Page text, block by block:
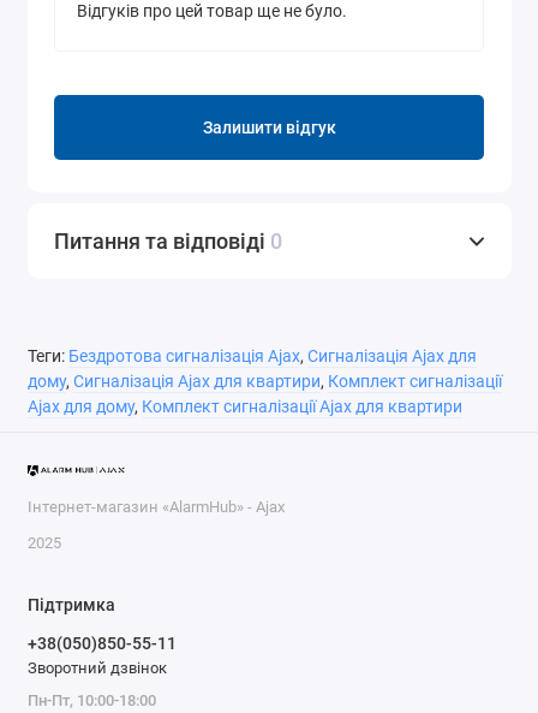
Відгуків про цей товар ще не було.
Залишити відгук
Питання та відповіді 0
Теги: Бездротова сигналізація Ajax, Сигналізація Ajax для
дому, Сигналізація Ajax для квартири, Комплект сигналізації
Ajax для дому, Комплект сигналізації Ajax для квартири
Інтернет-магазин «AlarmHub» - Ajax
2025
Підтримка
+38(050)850-55-11
Зворотний дзвінок
Пн-Пт, 10:00-18:00